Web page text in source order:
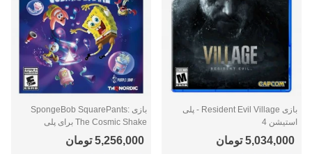
بازی Resident Evil Village - پلی
استیشن 4
5,034,000 تومان
بازی SpongeBob SquarePants:
The Cosmic Shake برای پلی
استیشن 4
5,256,000 تومان